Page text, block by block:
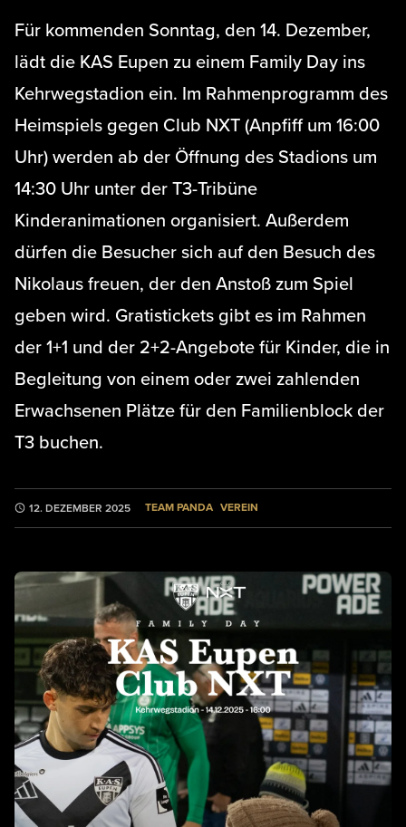
Für kommenden Sonntag, den 14. Dezember,
lädt die KAS Eupen zu einem Family Day ins
Kehrwegstadion ein. Im Rahmenprogramm des
Heimspiels gegen Club NXT (Anpfiff um 16:00
Uhr) werden ab der Öffnung des Stadions um
14:30 Uhr unter der T3-Tribüne
Kinderanimationen organisiert. Außerdem
dürfen die Besucher sich auf den Besuch des
Nikolaus freuen, der den Anstoß zum Spiel
geben wird. Gratistickets gibt es im Rahmen
der 1+1 und der 2+2-Angebote für Kinder, die in
Begleitung von einem oder zwei zahlenden
Erwachsenen Plätze für den Familienblock der
T3 buchen.
12. DEZEMBER 2025 TEAM PANDA VEREIN